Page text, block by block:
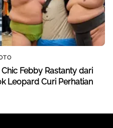
Febby Rastanty dari
Leopard Curi Perhatian